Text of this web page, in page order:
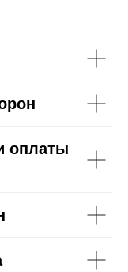
оплаты